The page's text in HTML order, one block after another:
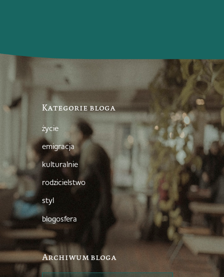
Kategorie bloga
życie
emigracja
kulturalnie
rodzicielstwo
styl
blogosfera
Archiwum bloga